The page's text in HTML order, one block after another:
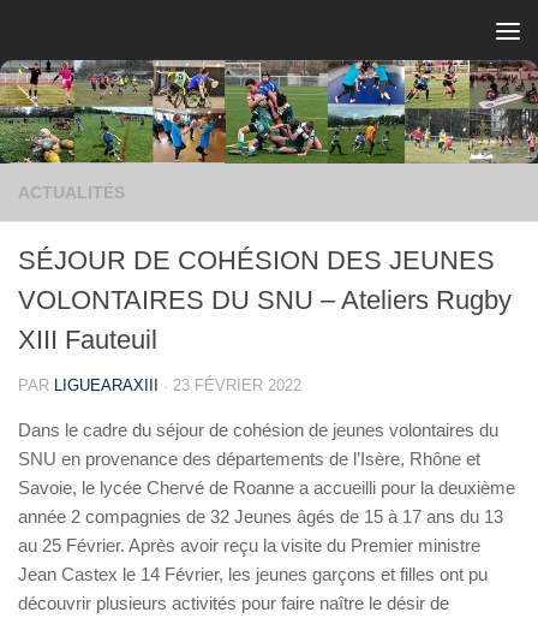
ACTUALITÉS
SÉJOUR DE COHÉSION DES JEUNES
VOLONTAIRES DU SNU – Ateliers Rugby
XIII Fauteuil
PAR LIGUEARAXIII · 23 FÉVRIER 2022
Dans le cadre du séjour de cohésion de jeunes volontaires du
SNU en provenance des départements de l’Isère, Rhône et
Savoie, le lycée Chervé de Roanne a accueilli pour la deuxième
année 2 compagnies de 32 Jeunes âgés de 15 à 17 ans du 13
au 25 Février. Après avoir reçu la visite du Premier ministre
Jean Castex le 14 Février, les jeunes garçons et filles ont pu
découvrir plusieurs activités pour faire naître le désir de